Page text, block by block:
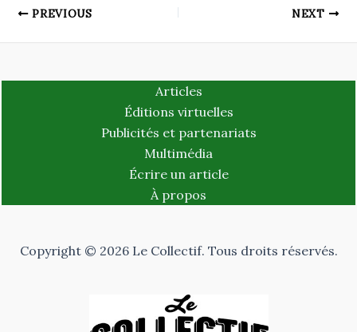
PREVIOUS NEXT
Articles
Éditions virtuelles
Publicités et partenariats
Multimédia
Écrire un article
À propos
Copyright © 2026 Le Collectif. Tous droits réservés.